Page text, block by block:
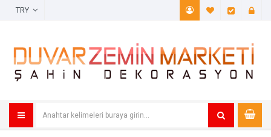
A. Listem